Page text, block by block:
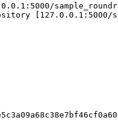
[127.0.0.1:5000/